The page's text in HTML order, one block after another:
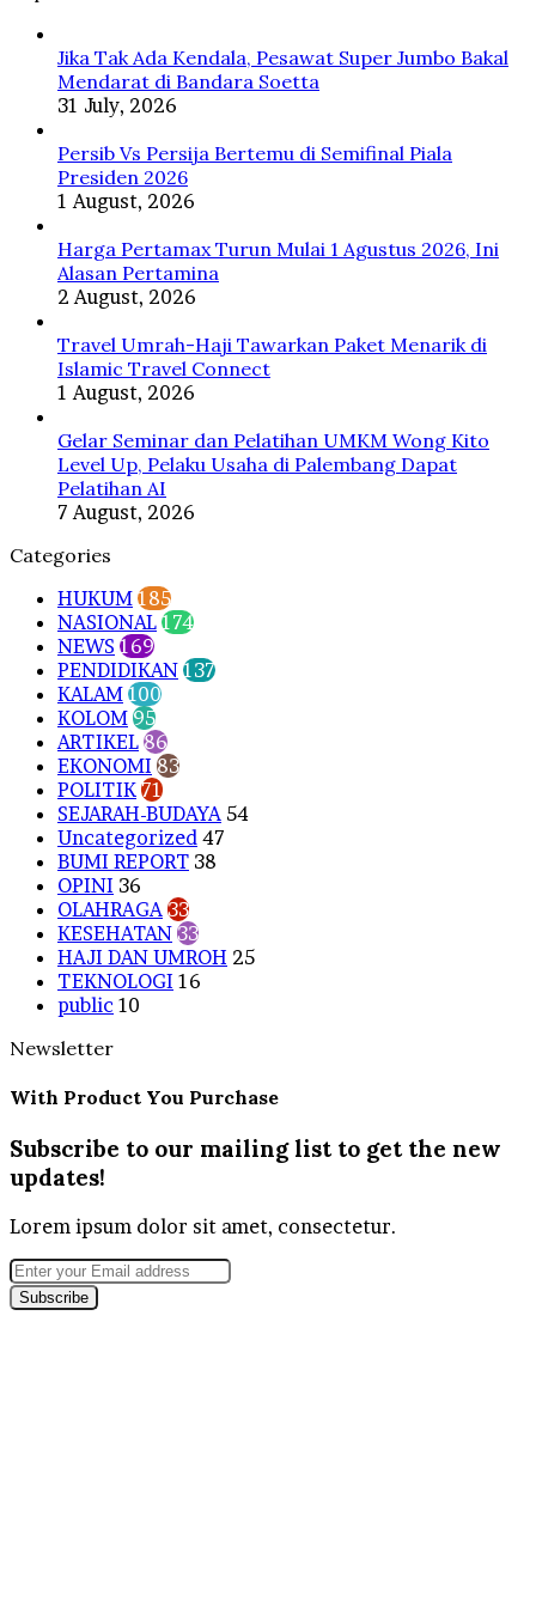
Pelaku
Usaha
Dapat
Pelatihan
Jika Tak Ada Kendala, Pesawat Super Jumbo Bakal
Mendarat di Bandara Soetta
31 July, 2026
Persib Vs Persija Bertemu di Semifinal Piala
Presiden 2026
1 August, 2026
Harga Pertamax Turun Mulai 1 Agustus 2026, Ini
Alasan Pertamina
2 August, 2026
Travel Umrah-Haji Tawarkan Paket Menarik di
Islamic Travel Connect
1 August, 2026
Gelar Seminar dan Pelatihan UMKM Wong Kito
Level Up, Pelaku Usaha di Palembang Dapat
Pelatihan AI
7 August, 2026
Categories
HUKUM 185
NASIONAL 174
NEWS 169
PENDIDIKAN 137
KALAM 100
KOLOM 95
ARTIKEL 86
EKONOMI 83
POLITIK 71
SEJARAH-BUDAYA 54
Uncategorized 47
BUMI REPORT 38
OPINI 36
OLAHRAGA 33
KESEHATAN 33
HAJI DAN UMROH 25
TEKNOLOGI 16
public 10
Newsletter
With Product You Purchase
Subscribe to our mailing list to get the new
updates!
Lorem ipsum dolor sit amet, consectetur.
Enter
your
Email